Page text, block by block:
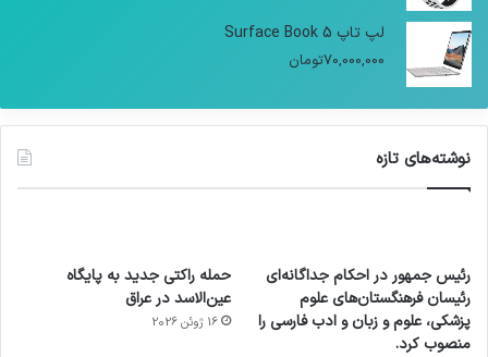
لپ تاپ Surface Book 5
70,000,000تومان
نوشته‌های تازه
رئیس جمهور در احکام جداگانه‌ای
رئیسان فرهنگستان‌های علوم
پزشکی، علوم و زبان و ادب فارسی را
منصوب کرد.
حمله راکتی جدید به پایگاه
عین‌الاسد در عراق
16 ژوئن 2026